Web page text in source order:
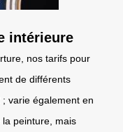
intérieure
nos tarifs pour
de différents
varie également en
peinture, mais